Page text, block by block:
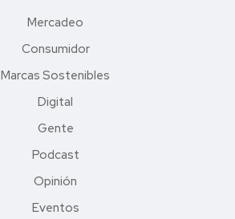
Mercadeo
Consumidor
Marcas Sostenibles
Digital
Gente
Podcast
Opinión
Eventos